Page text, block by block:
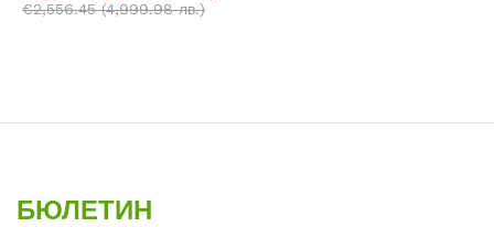
€2,556.45 (4,999.98 лв.)
БЮЛЕТИН